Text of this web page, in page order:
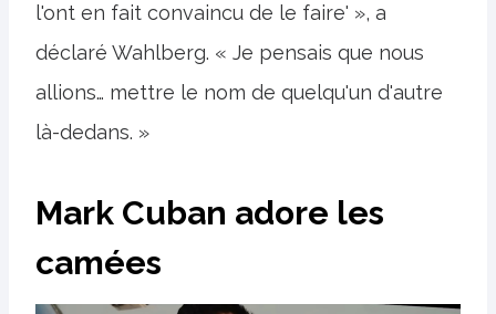
l'ont en fait convaincu de le faire' », a
déclaré Wahlberg. « Je pensais que nous
allions… mettre le nom de quelqu'un d'autre
là-dedans. »
Mark Cuban adore les
camées